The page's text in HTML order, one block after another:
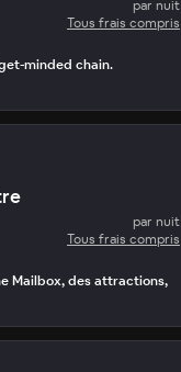
par nuit
Tous frais compris
minded chain.
par nuit
Tous frais compris
Mailbox, des attractions,